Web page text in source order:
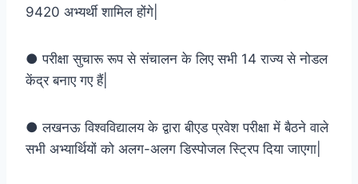
9420 अभ्यर्थी शामिल होंगे|
● परीक्षा सुचारू रूप से संचालन के लिए सभी 14 राज्य से नोडल
केंद्र बनाए गए हैं|
● लखनऊ विश्वविद्यालय के द्वारा बीएड प्रवेश परीक्षा में बैठने वाले
सभी अभ्यार्थियों को अलग-अलग डिस्पोजल स्ट्रिप दिया जाएगा|